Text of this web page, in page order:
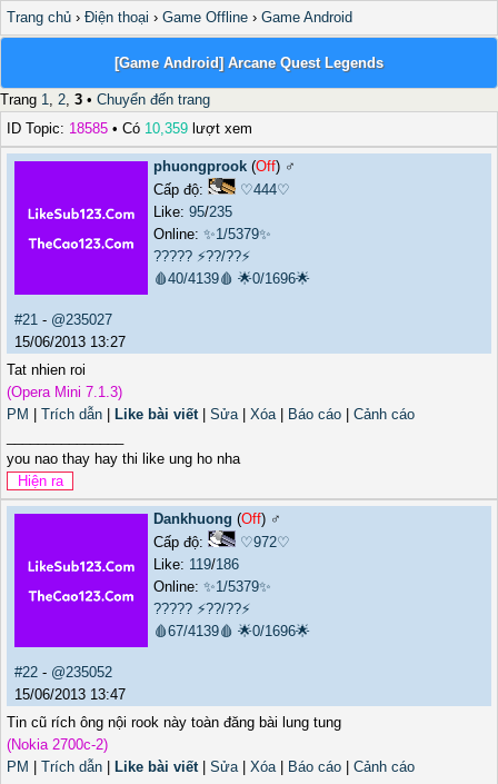
Trang chủ › Điện thoại › Game Offline › Game Android
[Game Android] Arcane Quest Legends
Trang 1, 2, 3 • Chuyển đến trang
ID Topic: 18585 • Có 10,359 lượt xem
phuongprook (Off) ♂️
Cấp độ:
♡444♡
Like: 95/235
Online: ✨1/5379✨
????? ⚡??/??⚡
🩸40/4139🩸 🌟0/1696🌟
#21 - @235027
15/06/2013 13:27
Tat nhien roi
(Opera Mini 7.1.3)
PM
Trích dẫn Like bài viết| Sửa| Xóa| Báo cáo
Cảnh cáo
you nao thay hay thi like ung ho nha
Dankhuong (Off) ♂️
Cấp độ:
♡972♡
Like: 119/186
Online: ✨1/5379✨
????? ⚡??/??⚡
🩸67/4139🩸 🌟0/1696🌟
#22 - @235052
15/06/2013 13:47
Tin cũ rích ông nội rook này toàn đăng bài lung tung
(Nokia 2700c-2)
PM
Trích dẫn Like bài viết| Sửa| Xóa| Báo cáo
Cảnh cáo